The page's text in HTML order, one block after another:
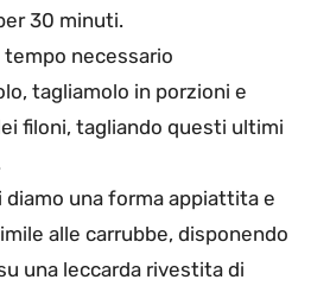
30 minuti.
tempo necessario
tagliamolo in porzioni e
filoni, tagliando questi ultimi
diamo una forma appiattita e
alle carrubbe, disponendo
una leccarda rivestita di